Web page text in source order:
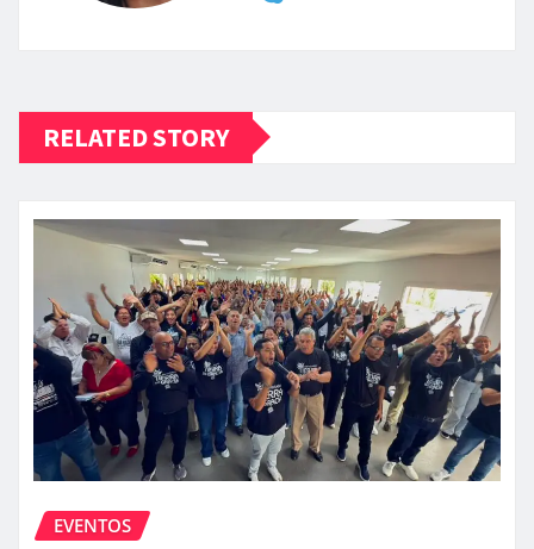
RELATED STORY
EVENTOS